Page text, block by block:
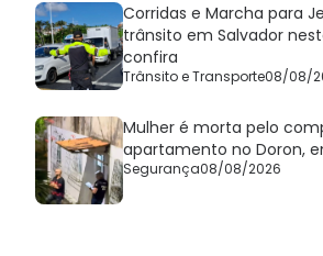
Corridas e Marcha para
trânsito em Salvador
confira
Trânsito e Transporte08/08/
Mulher é morta pelo
apartamento no Doron,
Segurança08/08/2026